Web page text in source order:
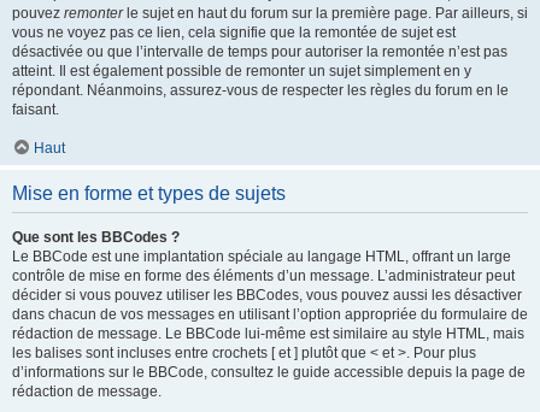
pouvez remonterle sujet en haut du forum sur la première page. Par ailleurs, si
vous ne voyez pas ce lien, cela signifie que la remontée de sujet est
désactivée ou que l’intervalle de temps pour autoriser la remontée n’est pas
atteint. Il est également possible de remonter un sujet simplement en y
répondant. Néanmoins, assurez-vous de respecter les règles du forum en le
faisant.
Haut
Mise en forme et types de sujets
Que sont les BBCodes ?
Le BBCode est une implantation spéciale au langage HTML, offrant un large
contrôle de mise en forme des éléments d’un message. L’administrateur peut
décider si vous pouvez utiliser les BBCodes, vous pouvez aussi les désactiver
dans chacun de vos messages en utilisant l’option appropriée du formulaire de
rédaction de message. Le BBCode lui-même est similaire au style HTML, mais
les balises sont incluses entre crochets [ et ] plutôt que < et >. Pour plus
d’informations sur le BBCode, consultez le guide accessible depuis la page de
rédaction de message.